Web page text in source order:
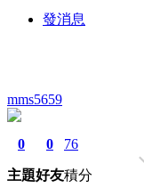
發消息
mms5659
0
主題
0
好友
76
積分